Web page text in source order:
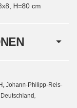
H=80 cm
Johann-Philipp-Reis-